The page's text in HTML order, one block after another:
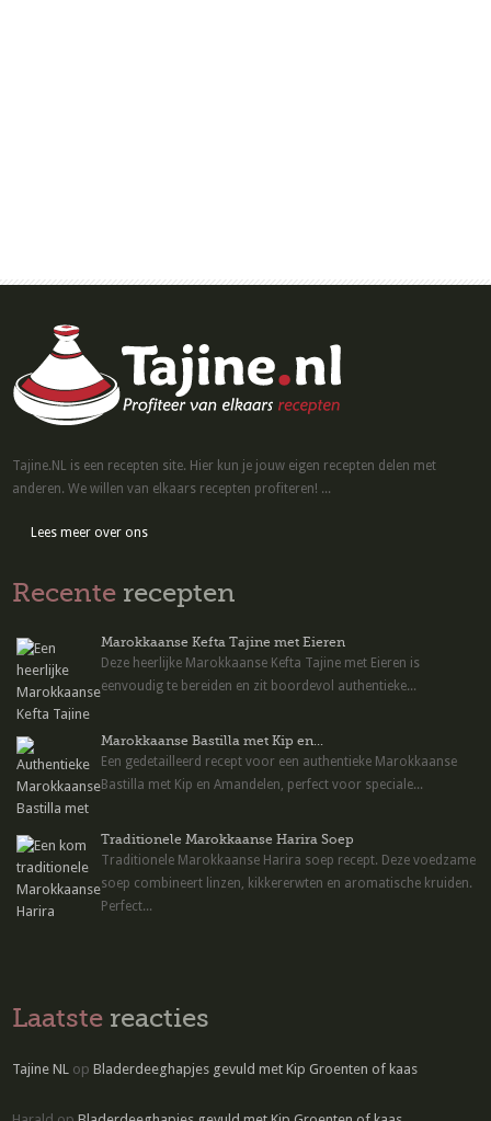
Tajine.NL is een recepten site. Hier kun je jouw eigen recepten delen met
anderen. We willen van elkaars recepten profiteren! ...
Lees meer over ons
Recente recepten
Marokkaanse Kefta Tajine met Eieren
Deze heerlijke Marokkaanse Kefta Tajine met Eieren is
eenvoudig te bereiden en zit boordevol authentieke...
Marokkaanse Bastilla met Kip en...
Een gedetailleerd recept voor een authentieke Marokkaanse
Bastilla met Kip en Amandelen, perfect voor speciale...
Traditionele Marokkaanse Harira Soep
Traditionele Marokkaanse Harira soep recept. Deze voedzame
soep combineert linzen, kikkererwten en aromatische kruiden.
Perfect...
Laatste reacties
Tajine NL opBladerdeeghapjes gevuld met Kip Groenten of kaas